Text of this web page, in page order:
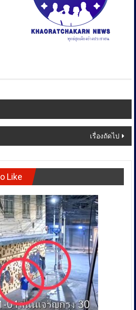
เรื่องถัดไป
Like